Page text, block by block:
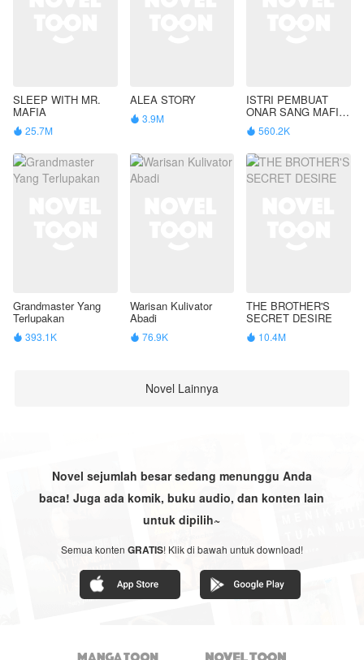
SLEEP WITH MR.
MAFIA
 25.7M
ALEA STORY
 3.9M
ISTRI PEMBUAT
ONAR SANG MAFIA
KEJAM
 560.2K
Grandmaster Yang
Terlupakan
 393.1K
Warisan Kulivator
Abadi
 76.9K
THE BROTHER'S
SECRET DESIRE
 10.4M
Novel Lainnya
Novel sejumlah besar sedang menunggu Anda
baca! Juga ada komik, buku audio, dan konten lain
untuk dipilih~
Semua konten GRATIS! Klik di bawah untuk download!